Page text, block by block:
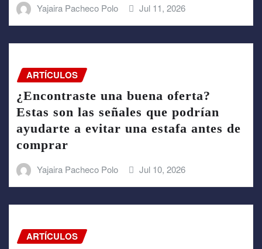
Yajaira Pacheco Polo Jul 11, 2026
ARTÍCULOS
¿Encontraste una buena oferta?
Estas son las señales que podrían
ayudarte a evitar una estafa antes de
comprar
Yajaira Pacheco Polo Jul 10, 2026
ARTÍCULOS